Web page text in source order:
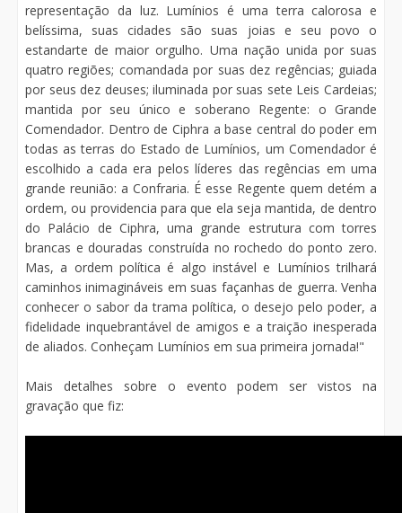
representação da luz. Lumínios é uma terra calorosa e
belíssima, suas cidades são suas joias e seu povo o
estandarte de maior orgulho. Uma nação unida por suas
quatro regiões; comandada por suas dez regências; guiada
por seus dez deuses; iluminada por suas sete Leis Cardeias;
mantida por seu único e soberano Regente: o Grande
Comendador. Dentro de Ciphra a base central do poder em
todas as terras do Estado de Lumínios, um Comendador é
escolhido a cada era pelos líderes das regências em uma
grande reunião: a Confraria. É esse Regente quem detém a
ordem, ou providencia para que ela seja mantida, de dentro
do Palácio de Ciphra, uma grande estrutura com torres
brancas e douradas construída no rochedo do ponto zero.
Mas, a ordem política é algo instável e Lumínios trilhará
caminhos inimagináveis em suas façanhas de guerra. Venha
conhecer o sabor da trama política, o desejo pelo poder, a
fidelidade inquebrantável de amigos e a traição inesperada
de aliados. Conheçam Lumínios em sua primeira jornada!"
Mais detalhes sobre o evento podem ser vistos na
gravação que fiz: